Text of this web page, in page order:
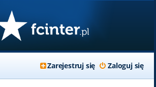
Zaloguj się
Zarejestruj się